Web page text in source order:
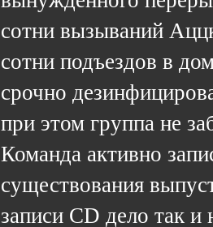
сотни вызываний
сотни подъездов в
срочно
при этом группа не
Команда активно
существования
записи CD дело так и